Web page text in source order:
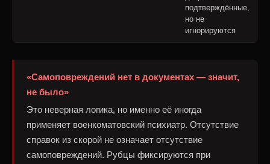
подтверждённые,
но не
игнорируются
«Самоповреждений нет в документах — значит,
не было»
Это неверная логика, но именно её иногда
применяет военкоматовский психиатр. Отсутствие
справок из скорой не означает отсутствие
самоповреждений. Рубцы фиксируются при